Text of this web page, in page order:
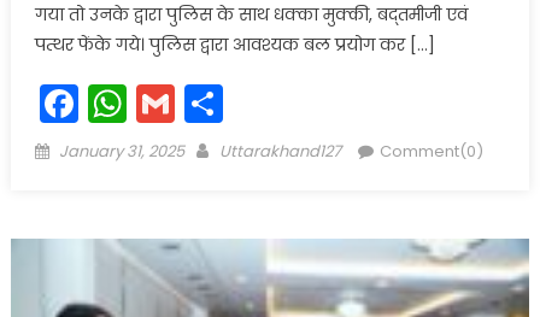
गया तो उनके द्वारा पुलिस के साथ धक्का मुक्की, बद्तमीजी एवं
पत्थर फेंके गये। पुलिस द्वारा आवश्यक बल प्रयोग कर […]
Facebook
WhatsApp
GmailShare
Posted
January 31, 2025 Author
Uttarakhand127 Comment(0)